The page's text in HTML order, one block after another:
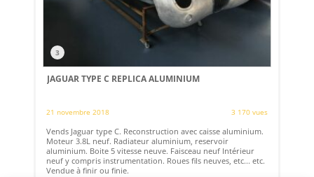
3
JAGUAR TYPE C REPLICA ALUMINIUM
21 novembre 2018 3 170 vues
Vends Jaguar type C. Reconstruction avec caisse aluminium.
Moteur 3.8L neuf. Radiateur aluminium, reservoir
aluminium. Boite 5 vitesse neuve. Faisceau neuf Intérieur
neuf y compris instrumentation. Roues fils neuves, etc... etc.
Vendue à finir ou finie.